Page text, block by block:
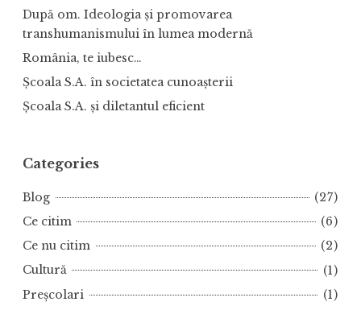
După om. Ideologia și promovarea
transhumanismului în lumea modernă
România, te iubesc…
Școala S.A. în societatea cunoașterii
Școala S.A. și diletantul eficient
Categories
Blog
(27)
Ce citim
(6)
Ce nu citim
(2)
Cultură
(1)
Preșcolari
(1)